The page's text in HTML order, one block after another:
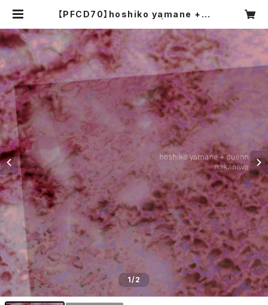
【PFCD70】hoshiko yamane + d
SSIVE FOrM
1/2